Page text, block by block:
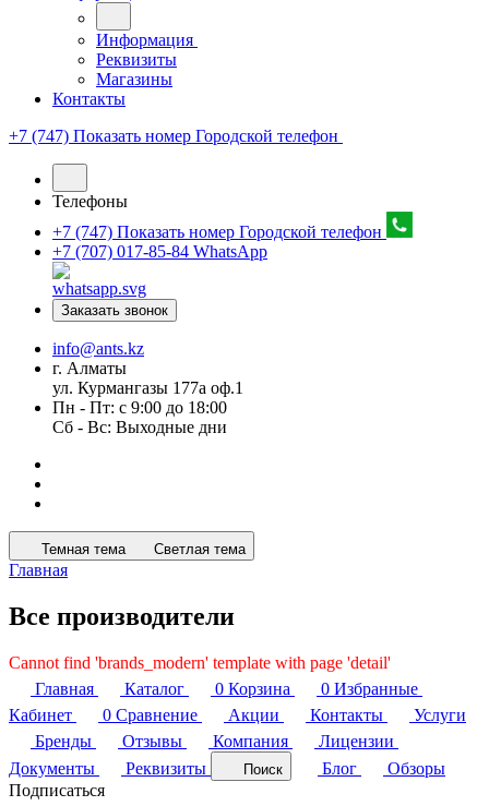
Информация
Реквизиты
Магазины
Контакты
+7 (747) Показать номер Городской телефон
Телефоны
+7 (747) Показать номер Городской телефон
+7 (707) 017-85-84 WhatsApp
Заказать звонок
info@ants.kz
г. Алматы
ул. Курмангазы 177а оф.1
Пн - Пт: с 9:00 до 18:00
Сб - Вс: Выходные дни
Темная тема Светлая тема
Главная
Все производители
Cannot find 'brands_modern' template with page 'detail'
Главная
Каталог 0 Корзина 0 Избранные
Кабинет
0 Сравнение Акции Контакты
Услуги
Бренды
Отзывы Компания
Лицензии
Документы
Реквизиты Поиск Блог
Обзоры
Подписаться